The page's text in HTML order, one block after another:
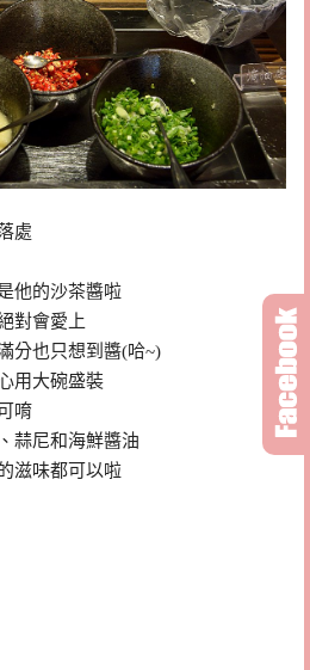
處
他的沙茶醬啦
對會愛上
分也只想到醬(哈~)
用大碗盛裝
唷
蒜尼和海鮮醬油
滋味都可以啦